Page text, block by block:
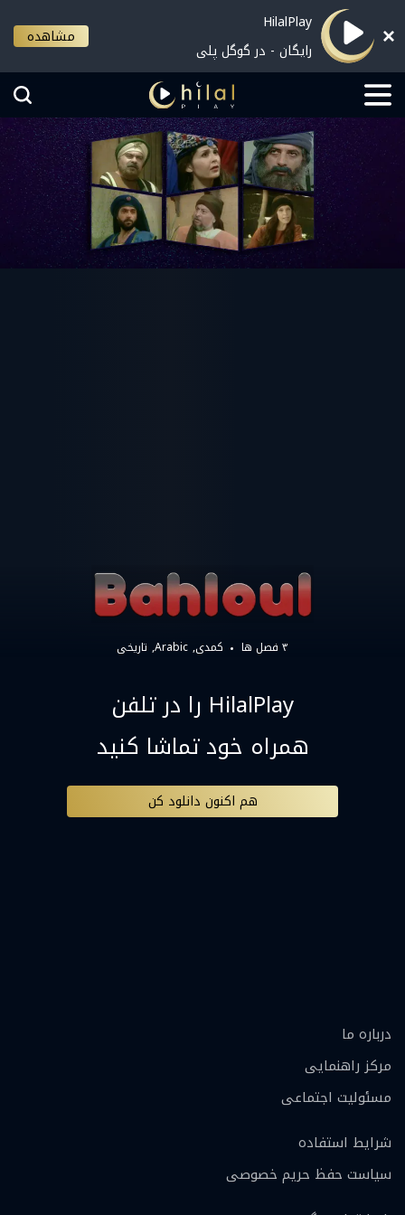
HilalPlay
رایگان - در گوگل پلی
مشاهده
۳ فصل ها کمدی Arabic تاریخی
HilalPlay را در تلفن
همراه خود تماشا کنید
هم اکنون دانلود کن
درباره ما
مرکز راهنمایی
مسئولیت اجتماعی
شرایط استفاده
سیاست حفظ حریم خصوصی